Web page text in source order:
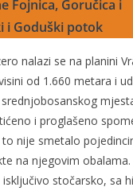
Fojnica, Goručica i
i Goduški potok
nalazi se na planini
od 1.660 metara i
i proglašeno
to nije smetalo
na njegovim
stočarsko, sa